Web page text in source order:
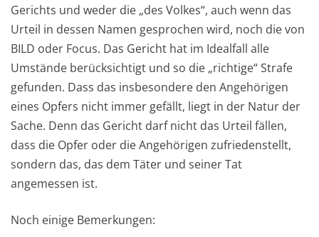
Gerichts und weder die „des Volkes“, auch wenn das
Urteil in dessen Namen gesprochen wird, noch die von
BILD oder Focus. Das Gericht hat im Idealfall alle
Umstände berücksichtigt und so die „richtige“ Strafe
gefunden. Dass das insbesondere den Angehörigen
eines Opfers nicht immer gefällt, liegt in der Natur der
Sache. Denn das Gericht darf nicht das Urteil fällen,
dass die Opfer oder die Angehörigen zufriedenstellt,
sondern das, das dem Täter und seiner Tat
angemessen ist.
Noch einige Bemerkungen: